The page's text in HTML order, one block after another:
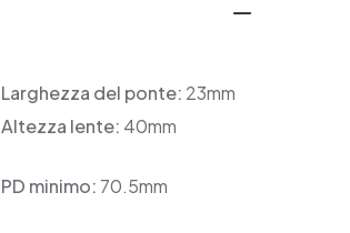
Larghezza del ponte: 23mm
Altezza lente: 40mm
PD minimo: 70.5mm